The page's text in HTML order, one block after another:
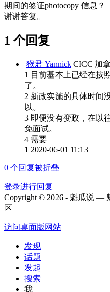
期间的签证photocopy 信息？
谢谢答复。
1 个回复
猴君 Yannick CICC 加
1 目前基本上已经在按
了。
2 新政实施的具体时间
以。
3 即便没有变政，在以
免面试。
4 需要
1 2020-06-01 11:13
0 个回复被折叠
登录进行回复
Copyright © 2026 - 魁瓜说 —
区
访问桌面版网站
发现
话题
发起
搜索
我